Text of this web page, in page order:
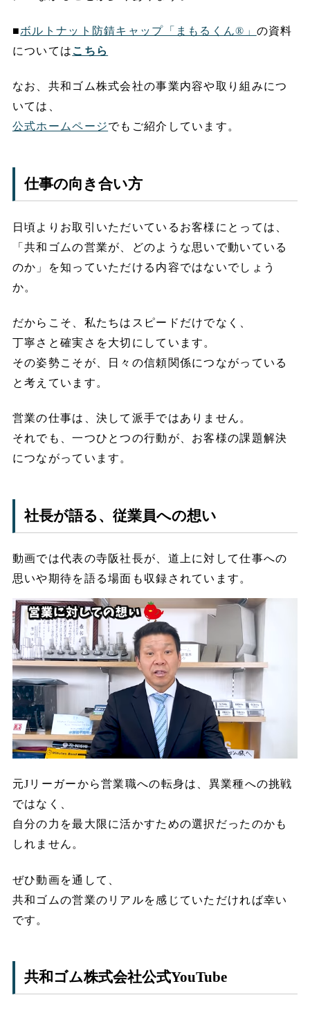
■ボルトナット防錆キャップ「まもるくん®」 の資料
については こちら
なお、共和ゴム株式会社の事業内容や取り組みにつ
いては、
公式ホームページでもご紹介しています。
仕事の向き合い方
日頃よりお取引いただいているお客様にとっては、
「共和ゴムの営業が、どのような思いで動いている
のか」を知っていただける内容ではないでしょう
か。
だからこそ、私たちはスピードだけでなく、
丁寧さと確実さを大切にしています。
その姿勢こそが、日々の信頼関係につながっている
と考えています。
営業の仕事は、決して派手ではありません。
それでも、一つひとつの行動が、お客様の課題解決
につながっています。
社長が語る、従業員への想い
動画では代表の寺阪社長が、道上に対して仕事への
思いや期待を語る場面も収録されています。
元Jリーガーから営業職への転身は、異業種への挑戦
ではなく、
自分の力を最大限に活かすための選択だったのかも
しれません。
ぜひ動画を通して、
共和ゴムの営業のリアルを感じていただければ幸い
です。
共和ゴム株式会社公式YouTube